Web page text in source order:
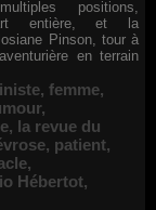
positions,
entière, et la
Pinson, tour à
en terrain
, femme,
,
, la revue du
, patient,
,
Hébertot,